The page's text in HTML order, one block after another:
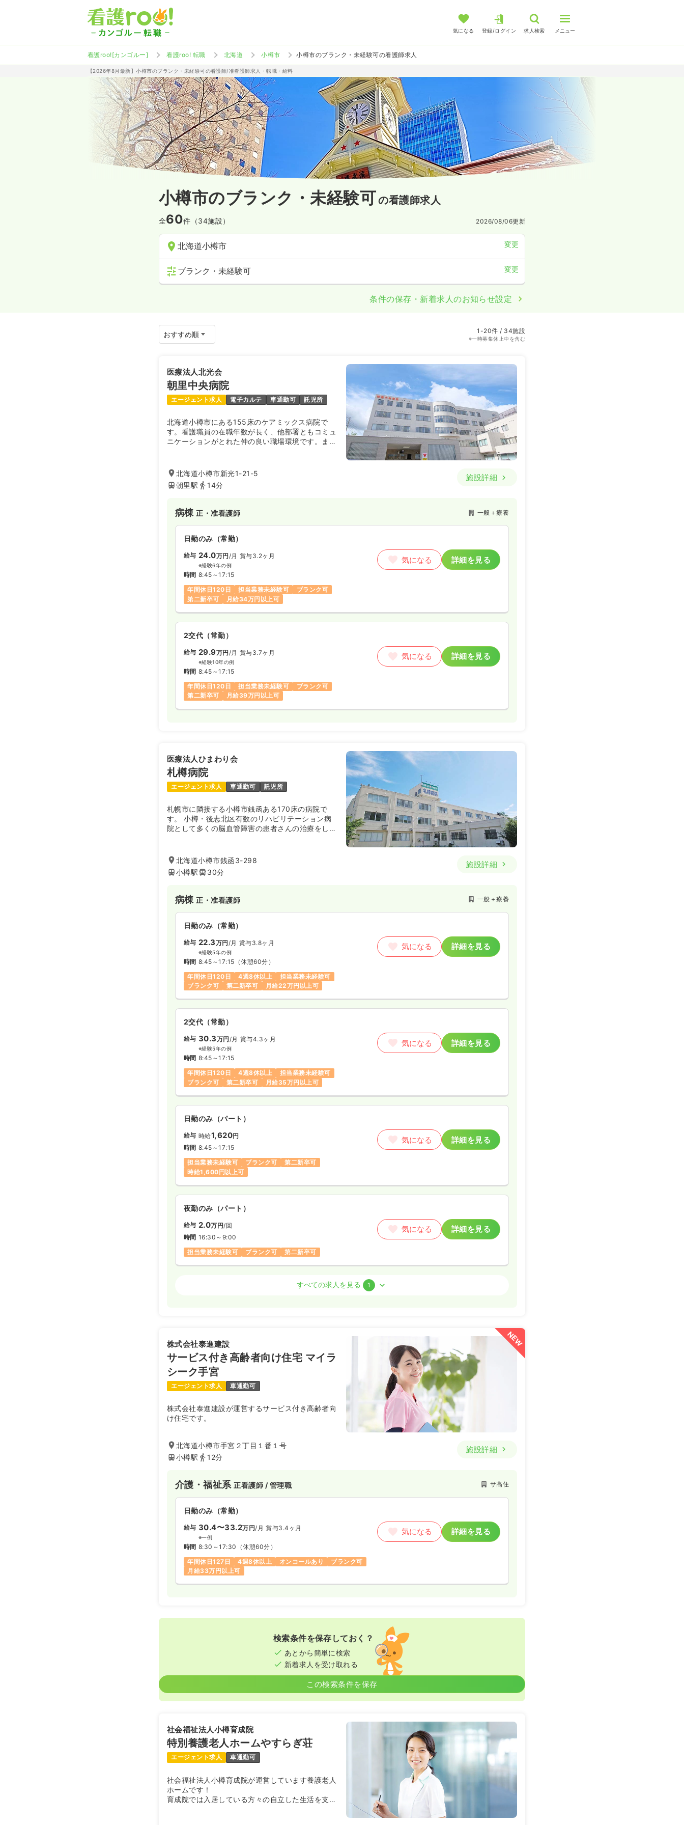
気になる 登録/ログイン 求人検索 メニュー
看護roo![カンゴルー] 看護roo! 転職 北海道 小樽市 小樽市のブランク・未経験可の看護師求人
【2026年8月最新】小樽市のブランク・未経験可の看護師/准看護師求人・転職・給料
小樽市のブランク・未経験可の看護師求人
全60件（34施設） 2026/08/06更新
北海道小樽市 変更
ブランク・未経験可 変更
条件の保存・新着求人のお知らせ設定
1-20件 / 34施設
※一時募集休止中を含む
医療法人北光会
朝里中央病院
エージェント求人 電子カルテ 車通勤可 託児所
北海道小樽市にある155床のケアミックス病院で
す。看護職員の在職年数が長く、他部署ともコミュ
ニケーションがとれた仲の良い職場環境です。また
北海道小樽市新光1-21-5
朝里駅
14分
施設詳細
病棟正・准看護師 一般＋療養
日勤のみ（常勤）
給与 24.0万円/月 賞与3.2ヶ月
※経験6年の例
時間 8:45～17:15
年間休日120日
担当業務未経験可
ブランク可
第二新卒可
月給34万円以上可
気になる 詳細を見る
2交代（常勤）
給与 29.9万円 /月 賞与3.7ヶ月
※経験10年の例
時間 8:45～17:15
年間休日120日
担当業務未経験可
ブランク可
第二新卒可
月給39万円以上可
気になる 詳細を見る
医療法人ひまわり会
札樽病院
エージェント求人 車通勤可 託児所
札幌市に隣接する小樽市銭函ある170床の病院で
す。 小樽・後志北区有数のリハビリテーション病
院として多くの脳血管障害の患者さんの治療をして
北海道小樽市銭函3-298
小樽駅
30分
施設詳細
病棟正・准看護師 一般＋療養
日勤のみ（常勤）
給与 22.3万円 /月 賞与3.8ヶ月
※経験5年の例
時間 8:45～17:15 （休憩60分）
年間休日120日
4週8休以上
担当業務未経験可
ブランク可
第二新卒可 月給22万円以上可
気になる 詳細を見る
2交代（常勤）
給与 30.3万円/月 賞与4.3ヶ月
※経験5年の例
時間 8:45～17:15
年間休日120日
4週8休以上
担当業務未経験可
ブランク可
第二新卒可 月給35万円以上可
気になる 詳細を見る
日勤のみ（パート）
給与 時給1,620円
時間 8:45～17:15
担当業務未経験可
ブランク可
第二新卒可
時給1,600円以上可
気になる 詳細を見る
夜勤のみ（パート）
給与 2.0万円/回
時間 16:30～9:00
担当業務未経験可
ブランク可 第二新卒可
気になる 詳細を見る
時間 7:15～18:45
日曜休み
年間休日120日 担当業務未経験可
ブランク可
新卒可
第二新卒可
すべての求人を見る 1
NEW
株式会社泰進建設
サービス付き高齢者向け住宅 マイラ
シーク手宮
エージェント求人 車通勤可
株式会社泰進建設が運営するサービス付き高齢者向
け住宅です。
北海道小樽市手宮２丁目１番１号
小樽駅
12分
施設詳細
介護・福祉系正看護師 / 管理職 サ高住
日勤のみ（常勤）
給与 30.4〜33.2万円/月 賞与3.4ヶ月
※一例
時間 8:30～17:30 （休憩60分）
年間休日127日
4週8休以上 オンコールあり
ブランク可
月給33万円以上可
気になる 詳細を見る
検索条件を保存しておく？
あとから簡単に検索
新着求人を受け取れる
この検索条件を保存
社会福祉法人小樽育成院
特別養護老人ホームやすらぎ荘
エージェント求人 車通勤可
社会福祉法人小樽育成院が運営しています養護老人
ホームです！
育成院では入居している方々の自立した生活を支援